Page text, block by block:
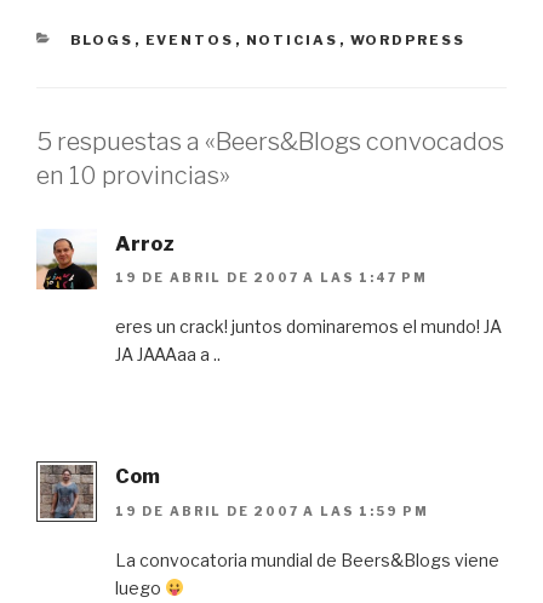
CATEGORÍAS
BLOGS , EVENTOS , NOTICIAS , WORDPRESS
5 respuestas a «Beers&Blogs convocados
en 10 provincias»
Arroz
19 DE ABRIL DE 2007 A LAS 1:47 PM
eres un crack! juntos dominaremos el mundo! JA
JA JAAAaa a ..
Com
19 DE ABRIL DE 2007 A LAS 1:59 PM
La convocatoria mundial de Beers&Blogs viene
luego